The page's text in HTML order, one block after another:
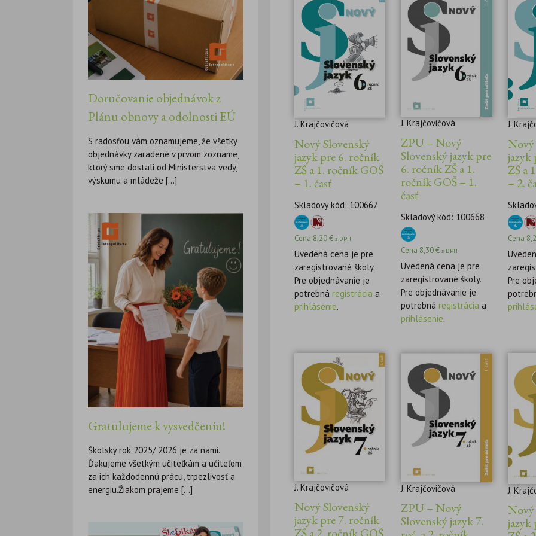
Doručovanie objednávok z
Plánu obnovy a odolnosti EÚ
S radosťou vám oznamujeme, že všetky
objednávky zaradené v prvom zozname,
ktorý sme dostali od Ministerstva vedy,
výskumu a mládeže [...]
Gratulujeme k vysvedčeniu!
Školský rok 2025/ 2026 je za nami.
Ďakujeme všetkým učiteľkám a učiteľom
za ich každodennú prácu, trpezlivosť a
energiu.Žiakom prajeme [...]
J. Krajčovičová
Nový Slovenský
jazyk pre 6. ročník
ZŠ a 1. ročník GOŠ
– 1. časť
Skladový kód: 100667
Cena 8,20€ s DPH
Uvedená cena je pre
zaregistrované školy.
Pre objednávanie je
potrebná registrácia a
prihlásenie.
J. Krajčovičová
ZPU – Nový
Slovenský jazyk pre
6. ročník ZŠ a 1.
ročník GOŠ – 1.
časť
Skladový kód: 100668
Cena 8,30€ s DPH
Uvedená cena je pre
zaregistrované školy.
Pre objednávanie je
potrebnáregistrácia a
prihlásenie.
J.
Nový
jazyk
ZŠ a
– 2.
Cena
Pre
J. Krajčovičová
Nový Slovenský
jazyk pre 7. ročník
ZŠ a 2. ročník GOŠ
J. Krajčovičová
ZPU – Nový
Slovenský jazyk 7.
J.
Nový
jazyk